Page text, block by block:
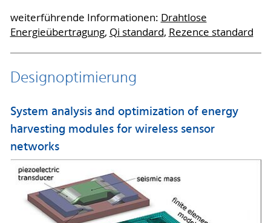
weiterführende Informationen: Drahtlose
Energieübertragung, Qi standard, Rezence standard
Designoptimierung
System analysis and optimization of energy
harvesting modules for wireless sensor
networks